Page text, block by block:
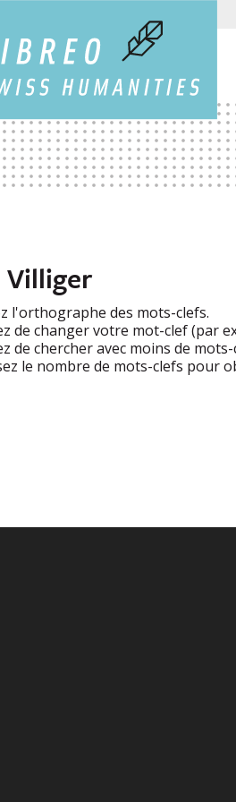
Villiger
l'orthographe des mots-clefs.
de changer votre mot-clef (par
de chercher avec moins de
le nombre de mots-clefs pour